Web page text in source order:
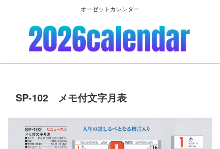
オーゼットカレンダー
SP-102 メモ付文字月表